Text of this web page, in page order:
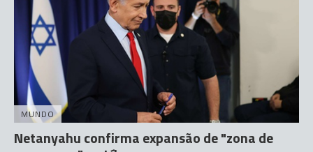
MUNDO
Netanyahu confirma expansão de "zona de